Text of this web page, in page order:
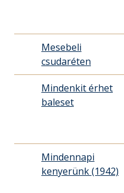
Mesebeli
csudaréten
Mindenkit érhet
baleset
Mindennapi
kenyerünk (1942)